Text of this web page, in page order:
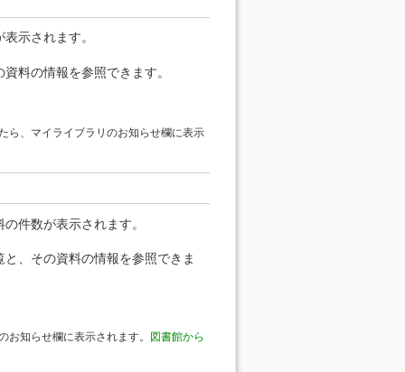
示されます。
料の情報を参照できます。
ら、マイライブラリのお知らせ欄に表示
件数が表示されます。
、その資料の情報を参照できま
知らせ欄に表示されます。 図書館から